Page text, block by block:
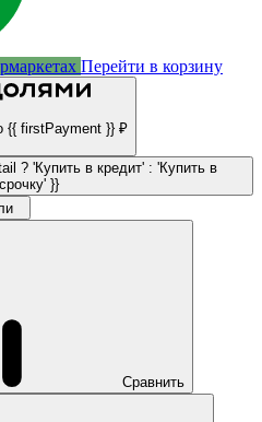
Перейти в корзину
{{ firstPayment }} ₽
? 'Купить в кредит' : 'Купить в
}}
Сравнить